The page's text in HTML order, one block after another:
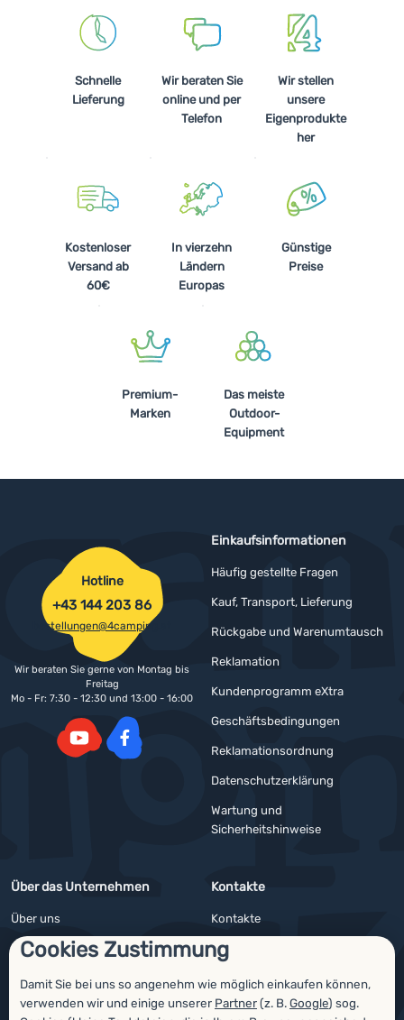
Cookies Zustimmung
Damit Sie bei uns so angenehm wie möglich einkaufen können,
verwenden wir und einige unserer Partner(z. B.Google) sog.
Schnelle
Lieferung
Wir beraten Sie
online und per
Telefon
Wir stellen
unsere
Eigenprodukte
her
Kostenloser
Versand ab
60€
In vierzehn
Ländern
Europas
Günstige
Preise
Premium-
Marken
Das meiste
Outdoor-
Equipment
Einkaufsinformationen
Häufig gestellte Fragen
Kauf, Transport, Lieferung
Rückgabe und Warenumtausch
Reklamation
Kundenprogramm eXtra
Geschäftsbedingungen
Reklamationsordnung
Datenschutzerklärung
Wartung und
Sicherheitshinweise
Über das Unternehmen
Über uns
Impressum
4camping4nature
Unsere Tester
Kontakte
Kontakte
Angebote für Firmen und Vereine
Newsletter
Hotline
+43 144 203 86
bestellungen@4camping.at
Wir beraten Sie gerne von Montag bis
Freitag
Mo - Fr: 7:30 - 12:30 und 13:00 - 16:00